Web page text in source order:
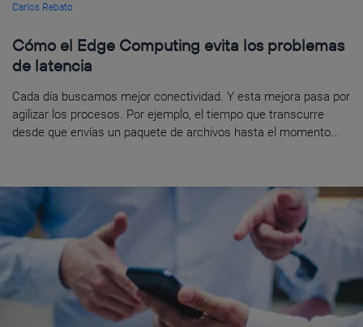
Carlos Rebato
Cómo el Edge Computing evita los problemas
de latencia
Cada día buscamos mejor conectividad. Y esta mejora pasa por
agilizar los procesos. Por ejemplo, el tiempo que transcurre
desde que envías un paquete de archivos hasta el momento...